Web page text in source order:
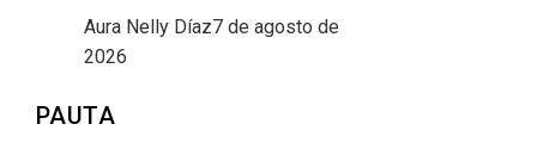
Aura Nelly Díaz7 de agosto de
2026
PAUTA